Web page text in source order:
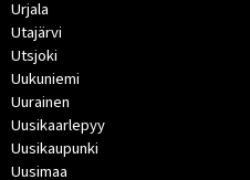
Urjala
Utajärvi
Utsjoki
Uukuniemi
Uurainen
Uusikaarlepyy
Uusikaupunki
Uusimaa